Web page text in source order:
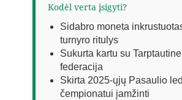
Kodėl verta įsigyti?
Sidabro moneta
turnyro ritulys
Sukurta kartu su
federacija
Skirta 2025-ųjų Pasaulio
čempionatui įamžinti